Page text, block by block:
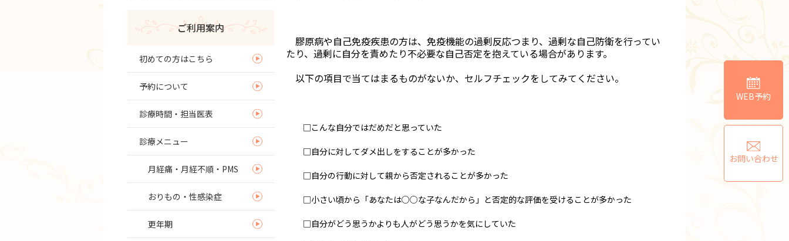
膠原病や自己免疫疾患の方は、免疫機能の過剰反応つまり、過剰な自己防衛を行ってい
たり、過剰に自分を責めたり不必要な自己否定を抱えている場合があります。
以下の項目で当てはまるものがないか、セルフチェックをしてみてください。
□こんな自分ではだめだと思っていた
□自分に対してダメ出しをすることが多かった
□自分の行動に対して親から否定されることが多かった
□小さい頃から「あなたは○○な子なんだから」と否定的な評価を受けることが多かった
□自分がどう思うかよりも人がどう思うかを気にしていた
ご利用案内
初めての方はこちら
予約について
診療時間・担当医表
診療メニュー
月経痛・月経不順・PMS
おりもの・性感染症
更年期
WEB予約
お問い合わせ